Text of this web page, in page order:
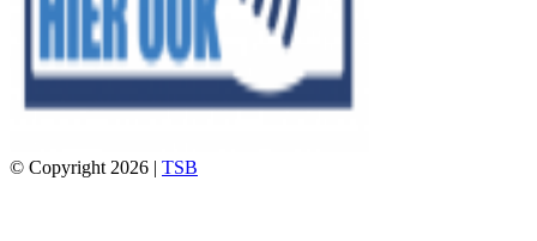
© Copyright 2026 | TSB